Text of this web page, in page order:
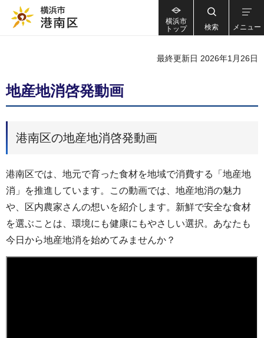
横浜市
トップ
検索 メニュー
最終更新日 2026年1月26日
地産地消啓発動画
港南区の地産地消啓発動画
港南区では、地元で育った食材を地域で消費する「地産地
消」を推進しています。この動画では、地産地消の魅力
や、区内農家さんの想いを紹介します。新鮮で安全な食材
を選ぶことは、環境にも健康にもやさしい選択。あなたも
今日から地産地消を始めてみませんか？